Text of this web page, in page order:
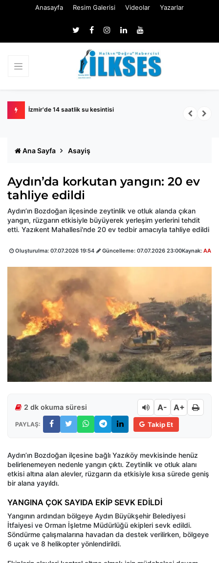
Anasayfa Resim Galerisi Videolar Yazarlar
İzmir'de 14 saatlik su kesintisi
Ana Sayfa Asayiş
Aydın’da korkutan yangın: 20 ev
tahliye edildi
Aydın’ın Bozdoğan ilçesinde zeytinlik ve otluk alanda çıkan
yangın, rüzgarın etkisiyle büyüyerek yerleşim yerlerini tehdit
etti. Yazıkent Mahallesi'nde 20 ev tedbir amacıyla tahliye edildi
Oluşturulma: 07.07.2026 19:54 Güncelleme: 07.07.2026 23:00Kaynak: AA
2 dk okuma süresi A- A+
PAYLAŞ: Takip Et
Aydın’ın Bozdoğan ilçesine bağlı Yazıköy mevkisinde henüz
belirlenemeyen nedenle yangın çıktı. Zeytinlik ve otluk alanı
etkisi altına alan alevler, rüzgarın da etkisiyle kısa sürede geniş
bir alana yayıldı.
YANGINA ÇOK SAYIDA EKİP SEVK EDİLDİ
Yangının ardından bölgeye Aydın Büyükşehir Belediyesi
İtfaiyesi ve Orman İşletme Müdürlüğü ekipleri sevk edildi.
Söndürme çalışmalarına havadan da destek verilirken, bölgeye
6 uçak ve 8 helikopter yönlendirildi.